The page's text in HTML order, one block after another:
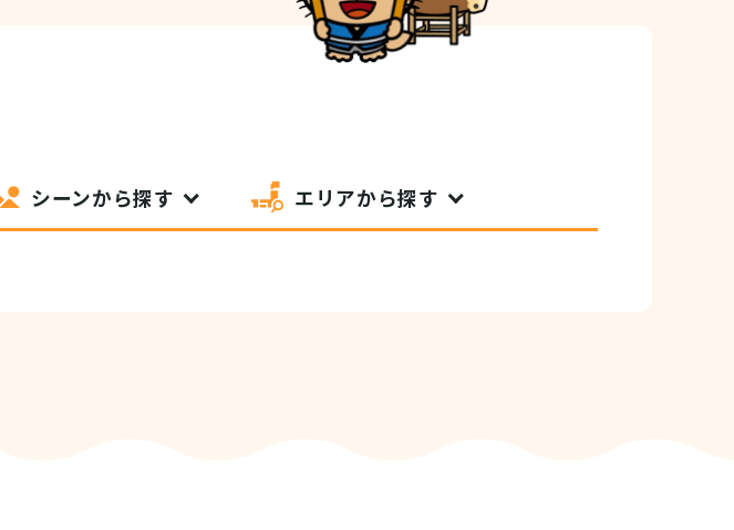
シーンから探す エリアから探す
イベント情報掲載申込フォーム